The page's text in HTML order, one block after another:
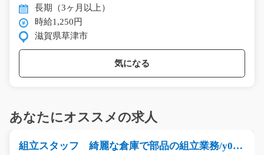
長期（3ヶ月以上）
時給1,250円
滋賀県草津市
気になる
あなたにオススメの求人
組立スタッフ 綺麗な倉庫で部品の組立業務/y08_